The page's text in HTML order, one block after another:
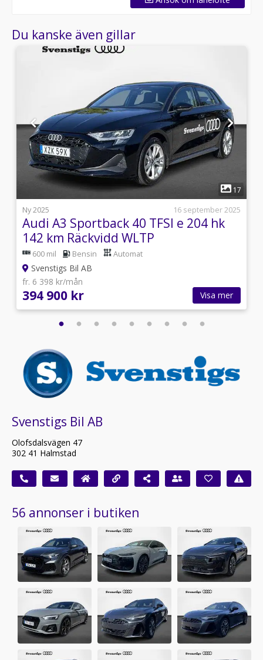
Du kanske även gillar
1
17
Ny 2025
16 september 2025
Audi A3 Sportback 40 TFSI e 204 hk
142 km Räckvidd WLTP
600 mil Bensin Automat
Svenstigs Bil AB
fr. 6 398 kr/mån
394 900 kr Visa mer
Svenstigs Bil AB
Olofsdalsvägen 47
302 41 Halmstad
56 annonser i butiken